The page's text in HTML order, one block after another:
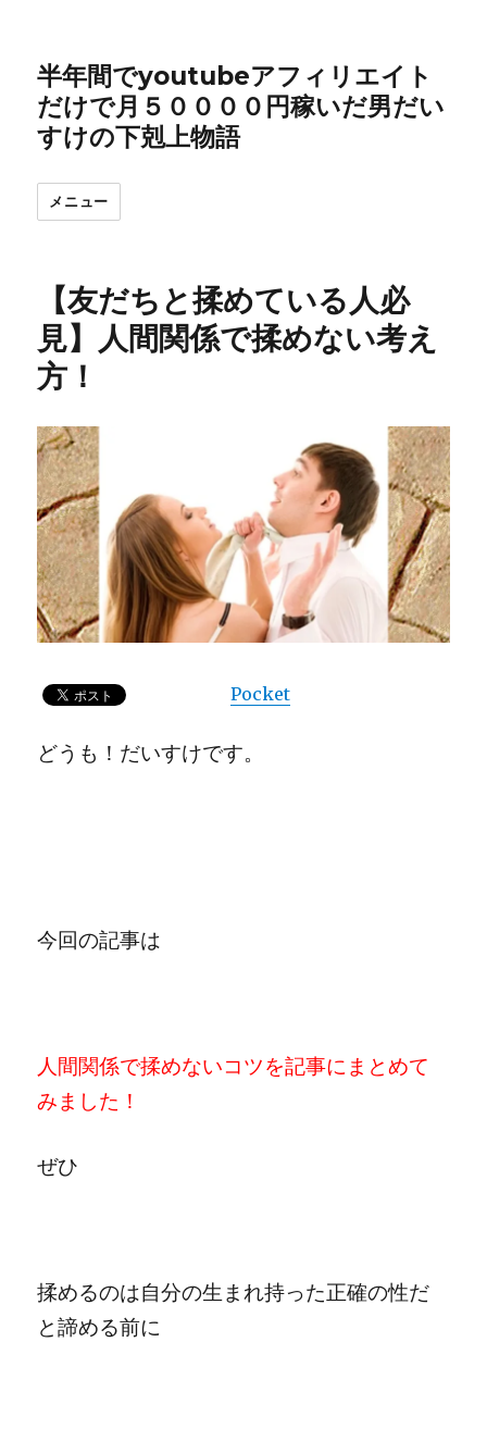
半年間でyoutubeアフィリエイト
だけで月５００００円稼いだ男だい
すけの下剋上物語
メニュー
【友だちと揉めている人必
見】人間関係で揉めない考え
方！
Pocket
どうも！だいすけです。
今回の記事は
人間関係で揉めないコツを記事にまとめて
みました！
ぜひ
揉めるのは自分の生まれ持った正確の性だ
と諦める前に